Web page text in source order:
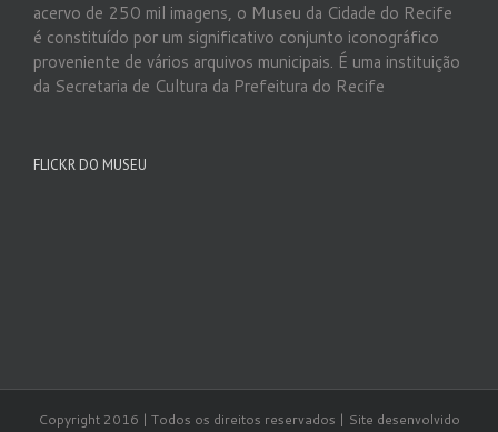
acervo de 250 mil imagens, o Museu da Cidade do Recife
é constituído por um significativo conjunto iconográfico
proveniente de vários arquivos municipais. É uma instituição
da Secretaria de Cultura da Prefeitura do Recife
FLICKR DO MUSEU
Copyright 2016 | Todos os direitos reservados | Site desenvolvido